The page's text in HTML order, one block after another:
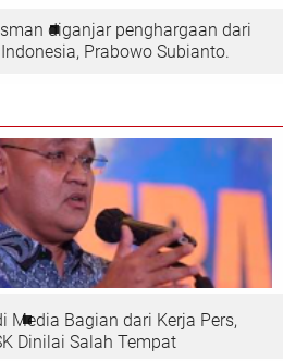
diganjar penghargaan dari
Prabowo Subianto.
Media Bagian dari Kerja Pers,
Dinilai Salah Tempat